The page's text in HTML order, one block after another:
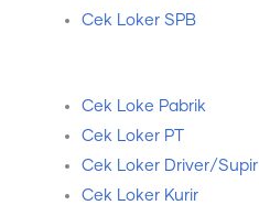
Cek Loker SPB
Cek Loke Pabrik
Cek Loker PT
Cek Loker Driver/Supir
Cek Loker Kurir